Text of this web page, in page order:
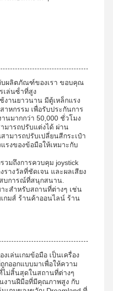
วิดีโอ เกี่ยวกับเรา
บผลิตภัณฑ์ของเรา ขอบคุณ
เล่นซ้ําที่สูง
านยาวนาน มีตู้เหล็กแรง
าหกรรม เพื่อรับประกันการ
นมากกว่า 50,000 ชั่วโมง
มารถปรับแต่งได้ ผ่าน
ามารถปรับเปลี่ยนสีกระเป๋า
รงของข้อมือให้เหมาะกับ
วมถึงการควบคุม joystick
รางวัลที่ชัดเจน และผลเสียง
บการณ์ที่สนุกสนาน.
สําหรับสถานที่ต่างๆ เช่น
กมส์ ร้านค้าออนไลน์ ร้าน
งเล่นเกมข้อมือ เป็นเครื่อง
กออกแบบมาเพื่อให้ความ
ม่สิ้นสุดในสถานที่ต่างๆ
งานฝีมือที่มีคุณภาพสูง กับ